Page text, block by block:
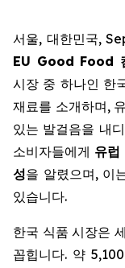
서울, 대한민국,
EU Good Food
시장 중 하나인 한
재료를 소개하며,
있는 발걸음을 내
소비자들에게 유럽
성을 알렸으며, 이
있습니다.
한국 식품 시장은
꼽힙니다. 약